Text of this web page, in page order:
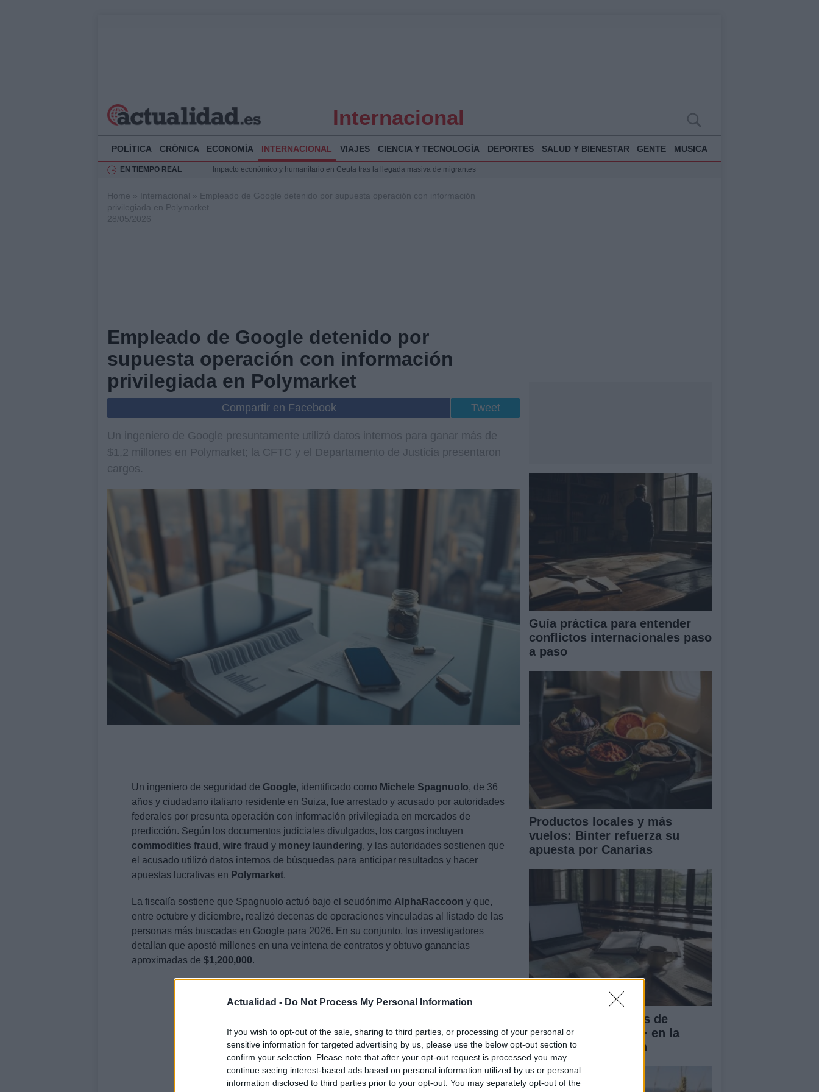
Actualidad - Do Not Process My Personal Information
If you wish to opt-out of the sale, sharing to third parties, or processing of your personal or
sensitive information for targeted advertising by us, please use the below opt-out section to
confirm your selection. Please note that after your opt-out request is processed you may
continue seeing interest-based ads based on personal information utilized by us or personal
information disclosed to third parties prior to your opt-out. You may separately opt-out of the
Internacional
POLÍTICA CRÓNICA ECONOMÍA INTERNACIONAL VIAJES CIENCIA Y TECNOLOGÍA DEPORTES SALUD Y BIENESTAR GENTE MUSICA
EN TIEMPO REAL
Impacto económico y humanitario en Ceuta tras la llegada masiva de migrantes
Ciclovía Nocturna Bogotá 2026: fecha, recorrido y actividades especiales
Home » Internacional » Empleado de Google detenido por supuesta operación con información
privilegiada en Polymarket
28/05/2026
Empleado de Google detenido por
supuesta operación con información
privilegiada en Polymarket
Compartir en Facebook Tweet
Un ingeniero de Google presuntamente utilizó datos internos para ganar más de
$1,2 millones en Polymarket; la CFTC y el Departamento de Justicia presentaron
cargos.
Un ingeniero de seguridad de Google, identificado como Michele Spagnuolo, de 36
años y ciudadano italiano residente en Suiza, fue arrestado y acusado por autoridades
federales por presunta operación con información privilegiada en mercados de
predicción. Según los documentos judiciales divulgados, los cargos incluyen
commodities fraud , wire fraud y money laundering, y las autoridades sostienen que
el acusado utilizó datos internos de búsquedas para anticipar resultados y hacer
apuestas lucrativas en Polymarket.
La fiscalía sostiene que Spagnuolo actuó bajo el seudónimo AlphaRaccoon y que,
entre octubre y diciembre, realizó decenas de operaciones vinculadas al listado de las
personas más buscadas en Google para 2026. En su conjunto, los investigadores
detallan que apostó millones en una veintena de contratos y obtuvo ganancias
aproximadas de $1,200,000.
Guía práctica para entender
conflictos internacionales paso
a paso
Productos locales y más
vuelos: Binter refuerza su
apuesta por Canarias
Jornadas Nacionales de
Movilidad Erasmus+ en la
Universidad de Jaén